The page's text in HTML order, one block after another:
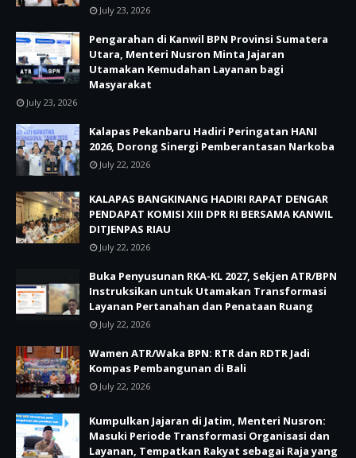
July 23, 2026
Pengarahan di Kanwil BPN Provinsi Sumatera
Utara, Menteri Nusron Minta Jajaran
Utamakan Kemudahan Layanan bagi
Masyarakat
July 23, 2026
Kalapas Pekanbaru Hadiri Peringatan HANI
2026, Dorong Sinergi Pemberantasan Narkoba
July 22, 2026
KALAPAS BANGKINANG HADIRI RAPAT DENGAR
PENDAPAT KOMISI XIII DPR RI BERSAMA KANWIL
DITJENPAS RIAU
July 22, 2026
Buka Penyusunan RKA-KL 2027, Sekjen ATR/BPN
Instruksikan untuk Utamakan Transformasi
Layanan Pertanahan dan Penataan Ruang
July 22, 2026
Wamen ATR/Waka BPN: RTR dan RDTR Jadi
Kompas Pembangunan di Bali
July 22, 2026
Kumpulkan Jajaran di Jatim, Menteri Nusron:
Masuki Periode Transformasi Organisasi dan
Layanan, Tempatkan Rakyat sebagai Raja yang